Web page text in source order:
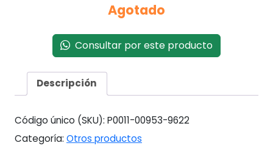
Agotado
Consultar por este producto
Descripción
Código único (SKU): P0011-00953-9622
Categoría: Otros productos